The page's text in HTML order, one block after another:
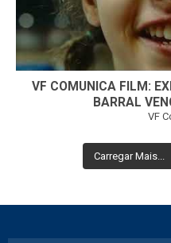
VF COMUNICA FILM:
BARRAL
VF
Carregar Mais...